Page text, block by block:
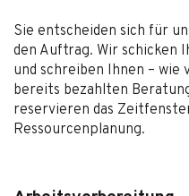
Sie entscheiden sich für
den Auftrag. Wir schicken
und schreiben Ihnen – wie
bereits bezahlten
reservieren das
Ressourcenplanung.